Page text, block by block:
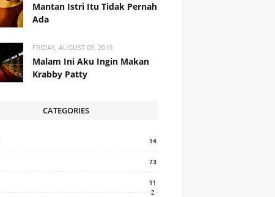
Mantan Istri Itu Tidak Pernah
Ada
FRIDAY, AUGUST 09, 2019
Malam Ini Aku Ingin Makan
Krabby Patty
CATEGORIES
14
73
11
2